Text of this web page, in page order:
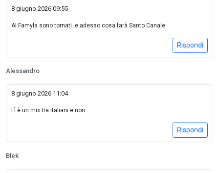
8 giugno 2026 09:55
Al Famyla sono tornati ,e adesso cosa farà Santo Canale
Rispondi
Alessandro
8 giugno 2026 11:04
Lì è un mix tra italiani e non.
Rispondi
Blek